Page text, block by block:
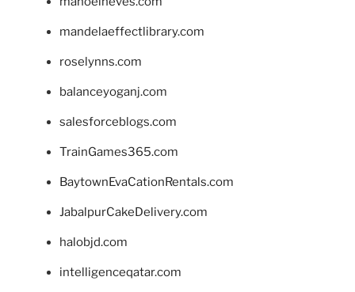
mandelaeffectlibrary.com
roselynns.com
balanceyoganj.com
salesforceblogs.com
TrainGames365.com
BaytownEvaCationRentals.com
JabalpurCakeDelivery.com
halobjd.com
intelligenceqatar.com